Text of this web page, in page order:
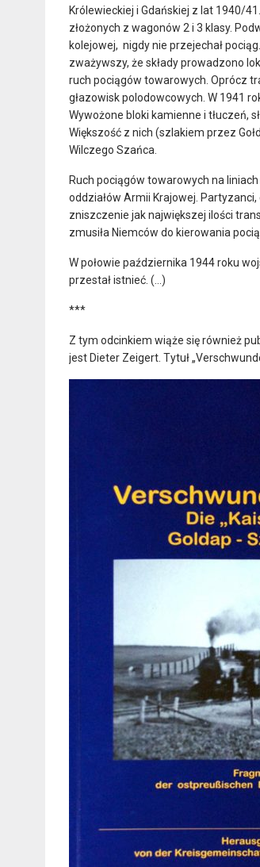
Królewieckiej i Gdańskiej z lat 1940/
złożonych z wagonów 2 i 3 klasy.
kolejowej, nigdy nie przejechał
zważywszy, że składy prowadzono
ruch pociągów towarowych. Oprócz
głazowisk polodowcowych. W 1941
Wywożone bloki kamienne i tłuczeń,
Większość z nich (szlakiem przez
Wilczego Szańca.
Ruch pociągów towarowych na
oddziałów Armii Krajowej. Partyzanci,
zniszczenie jak największej ilości
zmusiła Niemców do kierowania
W połowie października 1944 roku
przestał istnieć. (…)
***
Z tym odcinkiem wiąże się również
jest Dieter Zeigert. Tytuł